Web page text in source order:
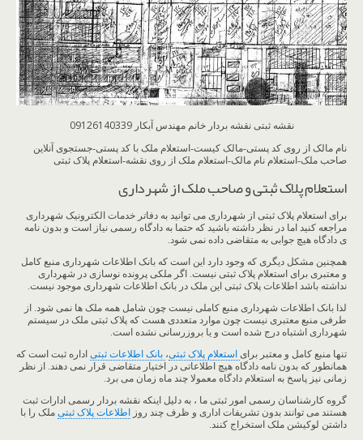
نقشه ثبتی نقشه بردار خانم مهندس آبکار 09126140339
نام مالک از روی کد پستی-مالک کیست-استعلام ملک با کد پستی-جستجوی آنلاین
صاحب ملک-استعلام نام مالک-استعلام ملک از روی نقشه-استعلام پلاک ثبتی
استعلام پلاک ثبتی و صاحب ملک از شهرداری
برای استعلام پلاک ثبتی از شهرداری می توانید به دفاتر خدمات الکترونیک شهرداری
مراجعه کنید اما در نظر داشته باشید که حتما به دادگاه رسمی نیاز است و بدون نامه
ی دادگاه هیچ جوابی به متقاضی داده نمی شود.
همچنین مشکل دیگری که وجود دارد این است که بانک اطلاعات شهرداری منبع کامل
و معتبری برای استعلام پلاک ثبتی نیست. اگر ملکی پرونده نوسازی در شهرداری
نداشته باشد اطلاعات پلاک ثبتی این ملک در بانک اطلاعات شهرداری موجود نیست.
لذا بانک اطلاعات شهرداری منبع کاملی نیست چون شامل همه ملک ها نمی شود. از
طرفی منبع معتبری نیست چون موارد متعددی هست که پلاک ثبتی ملک در سیستم
شهرداری اشتباه درج شده است و یا بروزرسانی نشده است.
تنها منبع کامل و معتبر برای استعلام پلاک ثبتی، بانک اطلاعات ثبتی اداره ثبت است که
همانطور که بدون نامه دادگاه هیچ اطلاعاتی در اختیار متقاضی قرار نمی دهند. از نظر
زمانی نیز پاسخ به استعلام دادگاه معمولا چند ماه زمان می برد.
گروه کارشناسان رسمی امور ثبتی ما ، به دلیل اینکه نقشه بردار رسمی ادارات ثبت
هستند می توانند بدون تشریفات اداری و ظرف چند روز
اطلاعات پلاک ثبتی ملک را با
داشتن لوکیشن ملک استخراج کنند.